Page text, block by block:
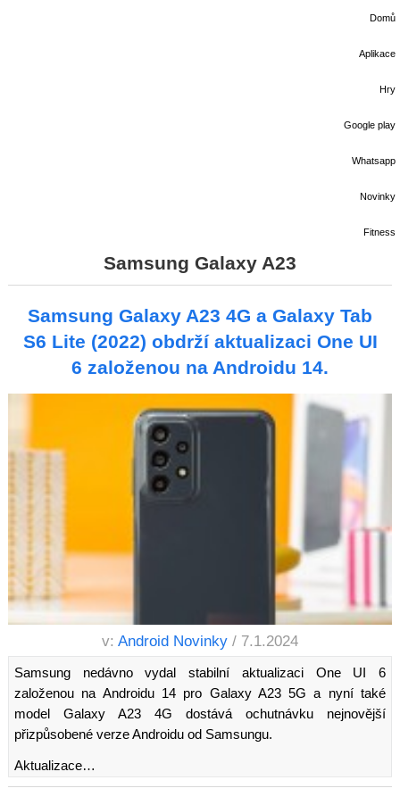
Domů
Aplikace
Hry
Google play
Whatsapp
Novinky
Fitness
Samsung Galaxy A23
Samsung Galaxy A23 4G a Galaxy Tab
S6 Lite (2022) obdrží aktualizaci One UI
6 založenou na Androidu 14.
v: Android Novinky / 7.1.2024
Samsung nedávno vydal stabilní aktualizaci One UI 6
založenou na Androidu 14 pro Galaxy A23 5G a nyní také
model Galaxy A23 4G dostává ochutnávku nejnovější
přizpůsobené verze Androidu od Samsungu.
Aktualizace…